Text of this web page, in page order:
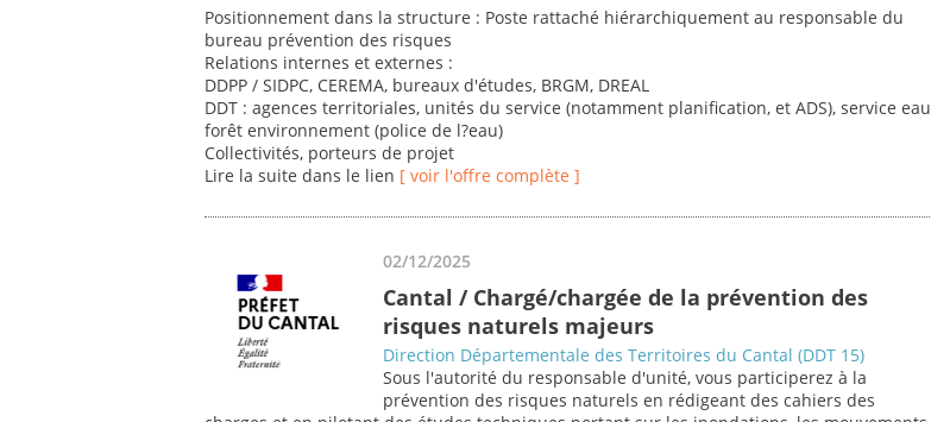
Positionnement dans la structure : Poste rattaché hiérarchiquement au responsable du
bureau prévention des risques
Relations internes et externes :
DDPP / SIDPC, CEREMA, bureaux d'études, BRGM, DREAL
DDT : agences territoriales, unités du service (notamment planification, et ADS), service eau
forêt environnement (police de l?eau)
Collectivités, porteurs de projet
Lire la suite dans le lien [ voir l'offre complète ]
02/12/2025
Cantal / Chargé/chargée de la prévention des
risques naturels majeurs
Direction Départementale des Territoires du Cantal (DDT 15)
Sous l'autorité du responsable d'unité, vous participerez à la
prévention des risques naturels en rédigeant des cahiers des